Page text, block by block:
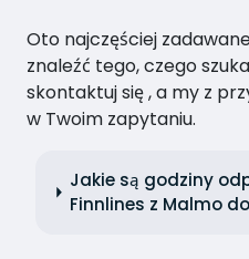
Oto najczęściej
znaleźć tego, czego
skontaktuj się , a my z
w Twoim zapytaniu.
Jakie są godziny
Finnlines z Malmo